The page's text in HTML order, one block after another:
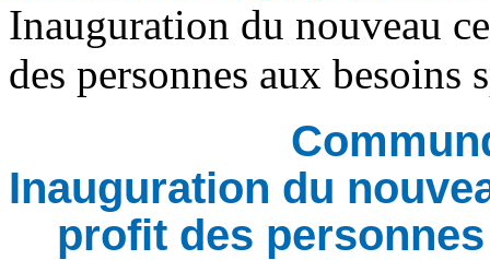
Inauguration du nouveau
des personnes aux besoins
Inauguration du
profit des